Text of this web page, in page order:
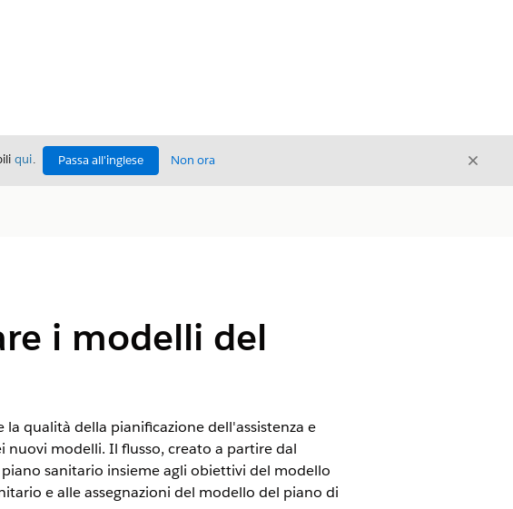
qui. Passa all'inglese Non ora Chiudi
i modelli del
qualità della pianificazione dell'assistenza e
modelli. Il flusso, creato a partire dal
sanitario insieme agli obiettivi del modello
e alle assegnazioni del modello del piano di